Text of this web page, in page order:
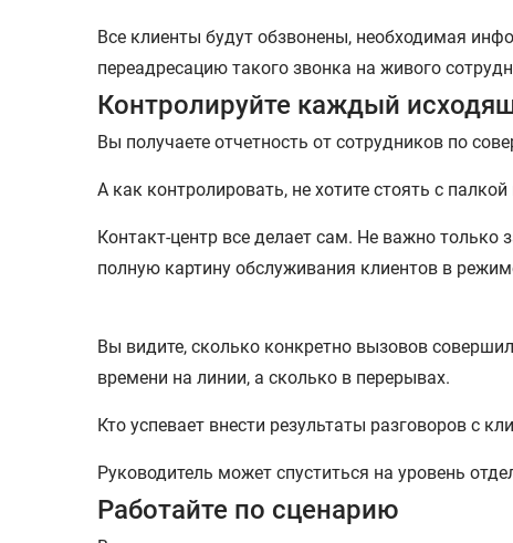
Все клиенты будут обзвонены, необходимая
переадресацию такого звонка на живого
Контролируйте каждый
Вы получаете отчетность от сотрудников по
А как контролировать, не хотите стоять с
Контакт-центр все делает сам. Не важно
полную картину обслуживания клиентов в
Вы видите, сколько конкретно вызовов
времени на линии, а сколько в перерывах.
Кто успевает внести результаты разговоров с
Руководитель может спуститься на уровень
Работайте по сценарию